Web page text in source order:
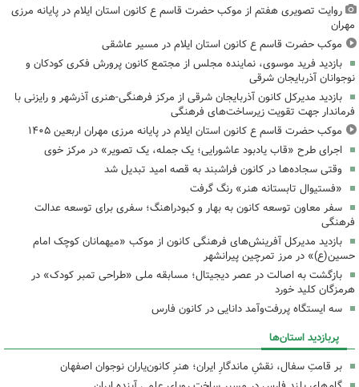
روایت تصویری هفتم از موکب حضرت قاسم ع کانون استان ایلام در پایانه مرزی
مهران
موکب حضرت قاسم ع کانون استان ایلام در مسیر عاشقی
بازدید فرید موسوی، نماینده مجلس از مجتمع کانون پرورش فکری کودکان و
نوجوانان آذربایجان شرقی
بازدید مدیرکل کانون آذربایجان شرقی از مرکز فرهنگی‌-هنری آذرشهر و رایزنی با
فرماندار جهت تقویت زیرساخت‌های فرهنگی
موکب حضرت قاسم ع کانون استان ایلام در پایانه مرزی مهران اربعین ۱۴۰۵
اجرای طرح «قاب یادبود عاشورایی؛ یک جمله، یک تصویر» در مرکز خوی
وقتی سجاده‌ها در کانون فراشبند به قصه امید تبدیل شد
«فستیوال تابستانه هنر» رنگ گرفت
سفر معاون توسعه کانون به بهار و کبودراهنگ؛ سفری برای توسعه عدالت
فرهنگی
بازدید مدیرکل آفرینش‌های فرهنگی کانون از موکب «میهمانان کوچک امام
حسین(ع)» در مرز تمرچین پیرانشهر
بازگشت به اصالت در عصر دیجیتال؛ مسابقه ملی «طراحی تمبر کودک» در
هرمزگان کلید خورد
سه ایستگاه پررفت‌وآمد دانایی در کانون فارس
پربازدید استان‌ها
بر قامتِ سفال، نقشِ ماندگارِ ایران؛ هنرِ کانون‌یاران نوجوان اصفهان